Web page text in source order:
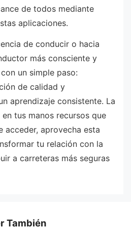
de todos mediante
aplicaciones.
de conducir o hacia
más consciente y
un simple paso:
de calidad y
aprendizaje consistente. La
tus manos recursos que
acceder, aprovecha esta
tu relación con la
a carreteras más seguras
También